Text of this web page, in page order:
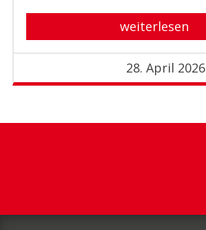
weiterlesen
28. April 2026